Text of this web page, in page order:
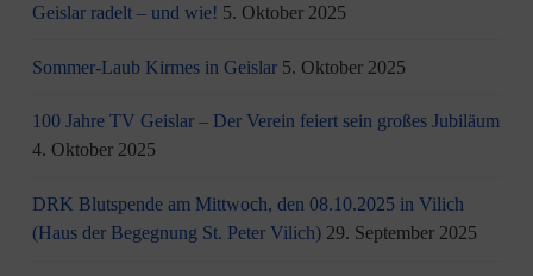
Geislar radelt – und wie! 5. Oktober 2025
Sommer-Laub Kirmes in Geislar 5. Oktober 2025
100 Jahre TV Geislar – Der Verein feiert sein großes Jubiläum
4. Oktober 2025
DRK Blutspende am Mittwoch, den 08.10.2025 in Vilich
(Haus der Begegnung St. Peter Vilich) 29. September 2025